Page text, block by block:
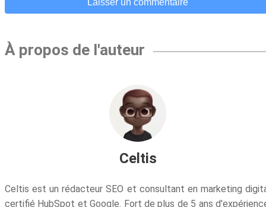
À propos de l'auteur
Celtis
Celtis est un rédacteur SEO et consultant en marketing
certifié HubSpot et Google. Fort de plus de 5 ans